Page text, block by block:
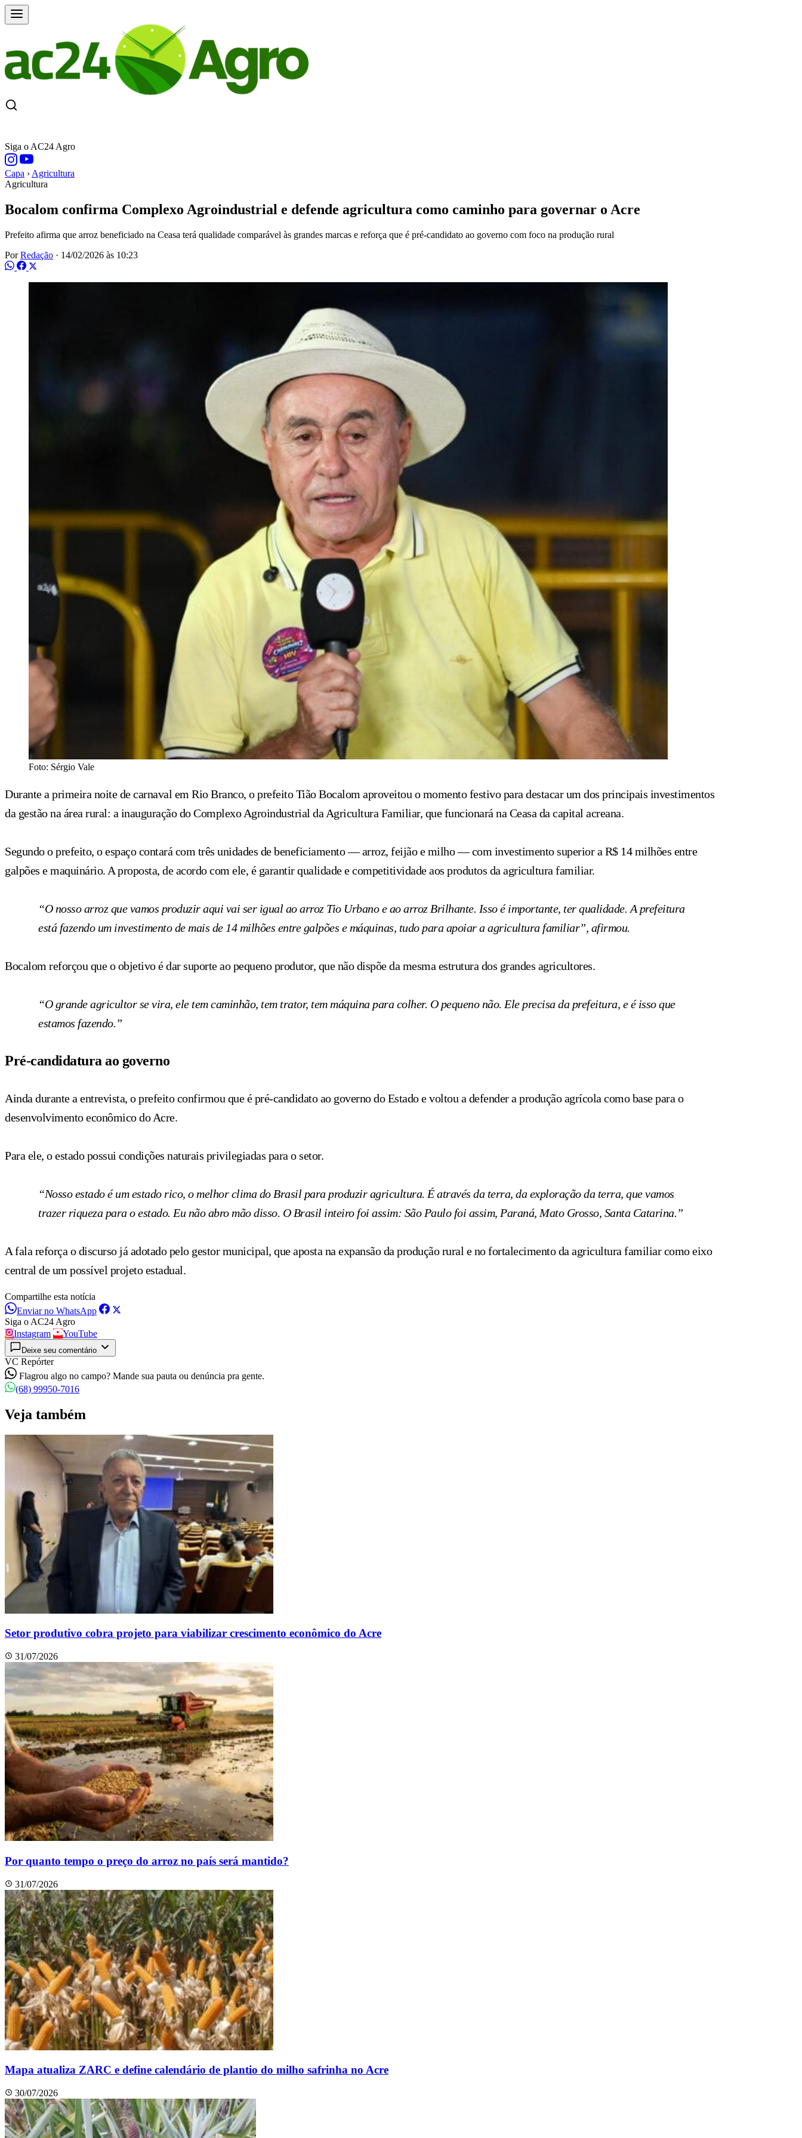
Siga o AC24 Agro
Capa › Agricultura
Agricultura
Bocalom confirma Complexo Agroindustrial e defende agricultura como caminho para governar o Acre
Prefeito afirma que arroz beneficiado na Ceasa terá qualidade comparável às grandes marcas e reforça que é pré-candidato ao governo com foco na produção rural
PorRedação · 14/02/2026 às 10:23
Foto: Sérgio Vale
Durante a primeira noite de carnaval em Rio Branco, o prefeito Tião Bocalom aproveitou o momento festivo para destacar um dos principais investimentos
da gestão na área rural: a inauguração do Complexo Agroindustrial da Agricultura Familiar, que funcionará na Ceasa da capital acreana.
Segundo o prefeito, o espaço contará com três unidades de beneficiamento — arroz, feijão e milho — com investimento superior a R$ 14 milhões entre
galpões e maquinário. A proposta, de acordo com ele, é garantir qualidade e competitividade aos produtos da agricultura familiar.
“O nosso arroz que vamos produzir aqui vai ser igual ao arroz Tio Urbano e ao arroz Brilhante. Isso é importante, ter qualidade. A prefeitura
está fazendo um investimento de mais de 14 milhões entre galpões e máquinas, tudo para apoiar a agricultura familiar”, afirmou.
Bocalom reforçou que o objetivo é dar suporte ao pequeno produtor, que não dispõe da mesma estrutura dos grandes agricultores.
“O grande agricultor se vira, ele tem caminhão, tem trator, tem máquina para colher. O pequeno não. Ele precisa da prefeitura, e é isso que
estamos fazendo.”
Pré-candidatura ao governo
Ainda durante a entrevista, o prefeito confirmou que é pré-candidato ao governo do Estado e voltou a defender a produção agrícola como base para o
desenvolvimento econômico do Acre.
Para ele, o estado possui condições naturais privilegiadas para o setor.
“Nosso estado é um estado rico, o melhor clima do Brasil para produzir agricultura. É através da terra, da exploração da terra, que vamos
trazer riqueza para o estado. Eu não abro mão disso. O Brasil inteiro foi assim: São Paulo foi assim, Paraná, Mato Grosso, Santa Catarina.”
A fala reforça o discurso já adotado pelo gestor municipal, que aposta na expansão da produção rural e no fortalecimento da agricultura familiar como eixo
central de um possível projeto estadual.
Compartilhe esta notícia
Enviar no WhatsApp
Siga o AC24 Agro
Instagram
YouTube
Deixe seu comentário
VC Repórter
Flagrou algo no campo? Mande sua pauta ou denúncia pra gente.
(68) 99950-7016
Veja também
Setor produtivo cobra projeto para viabilizar crescimento econômico do Acre
31/07/2026
Por quanto tempo o preço do arroz no país será mantido?
31/07/2026
Mapa atualiza ZARC e define calendário de plantio do milho safrinha no Acre
30/07/2026